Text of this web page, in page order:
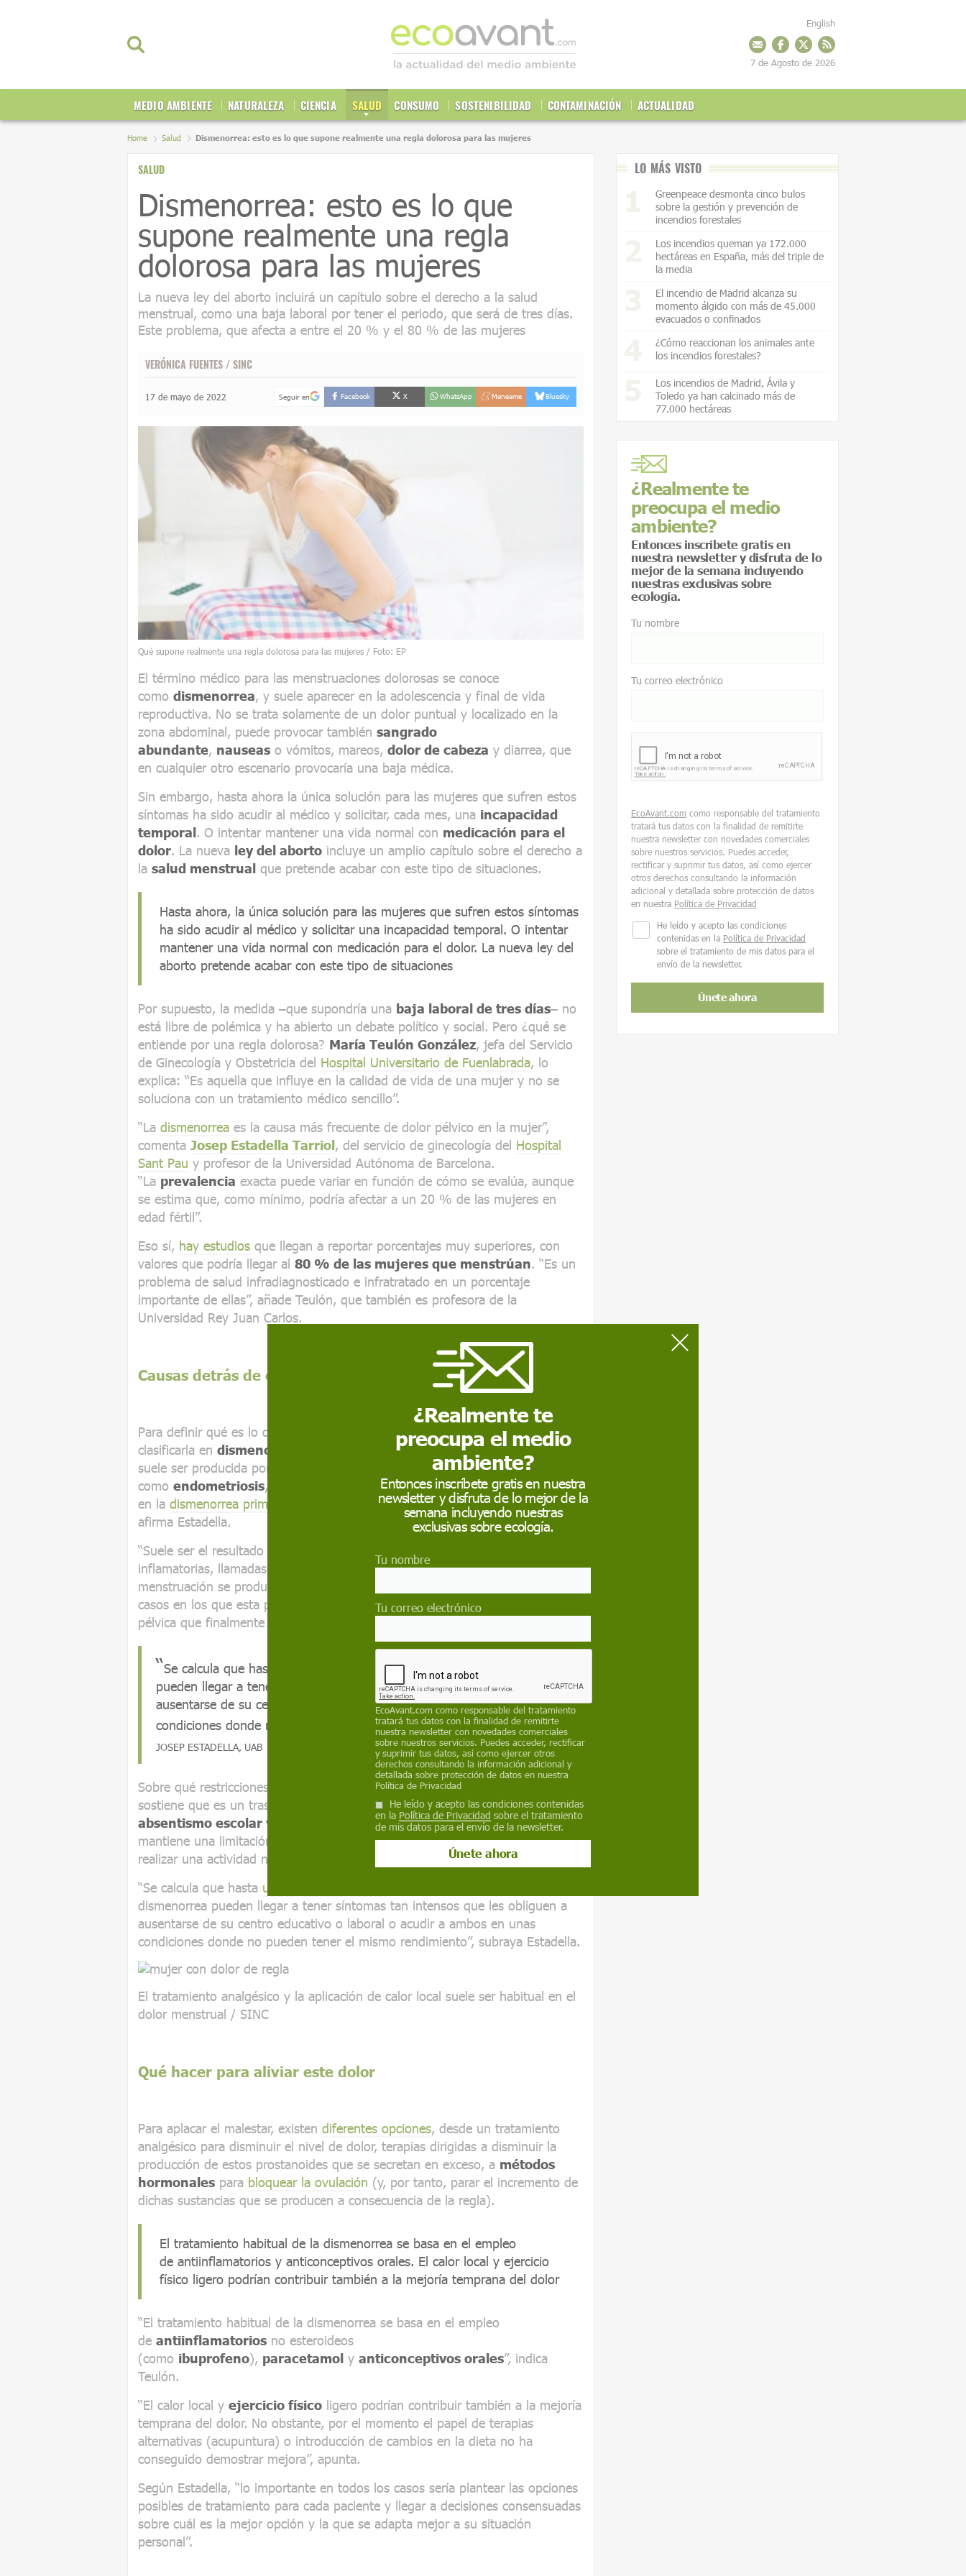
MEDIO AMBIENTE NATURALEZA CIENCIA SALUD CONSUMO SOSTENIBILIDAD CONTAMINACIÓN ACTUALIDAD
English
7 de Agosto de 2026
Home Salud Dismenorrea: esto es lo que supone realmente una regla dolorosa para las mujeres
SALUD
Dismenorrea: esto es lo que
supone realmente una regla
dolorosa para las mujeres
La nueva ley del aborto incluirá un capítulo sobre el derecho a la salud
menstrual, como una baja laboral por tener el periodo, que será de tres días.
Este problema, que afecta a entre el 20 % y el 80 % de las mujeres
VERÓNICA FUENTES / SINC
17 de mayo de 2022 Seguir en Facebook X WhatsApp Meneame Bluesky
Qué supone realmente una regla dolorosa para las mujeres / Foto: EP
El término médico para las menstruaciones dolorosas se conoce
como dismenorrea, y suele aparecer en la adolescencia y final de vida
reproductiva. No se trata solamente de un dolor puntual y localizado en la
zona abdominal, puede provocar también sangrado
abundante, nauseas o vómitos, mareos, dolor de cabeza y diarrea, que
en cualquier otro escenario provocaría una baja médica.
Sin embargo, hasta ahora la única solución para las mujeres que sufren estos
síntomas ha sido acudir al médico y solicitar, cada mes, una incapacidad
temporal. O intentar mantener una vida normal con medicación para el
dolor. La nueva ley del aborto incluye un amplio capítulo sobre el derecho a
la salud menstrual que pretende acabar con este tipo de situaciones.
Hasta ahora, la única solución para las mujeres que sufren estos síntomas
ha sido acudir al médico y solicitar una incapacidad temporal. O intentar
mantener una vida normal con medicación para el dolor. La nueva ley del
aborto pretende acabar con este tipo de situaciones
Por supuesto, la medida –que supondría una baja laboral de tres días– no
está libre de polémica y ha abierto un debate político y social. Pero ¿qué se
entiende por una regla dolorosa? María Teulón González, jefa del Servicio
de Ginecología y Obstetricia del Hospital Universitario de Fuenlabrada, lo
explica: “Es aquella que influye en la calidad de vida de una mujer y no se
soluciona con un tratamiento médico sencillo”.
“La dismenorrea es la causa más frecuente de dolor pélvico en la mujer”,
comenta Josep Estadella Tarriol, del servicio de ginecología del Hospital
Sant Pau y profesor de la Universidad Autónoma de Barcelona.
“La prevalencia exacta puede variar en función de cómo se evalúa, aunque
se estima que, como mínimo, podría afectar a un 20 % de las mujeres en
edad fértil”.
Eso sí, hay estudios que llegan a reportar porcentajes muy superiores, con
valores que podría llegar al 80 % de las mujeres que menstrúan. “Es un
problema de salud infradiagnosticado e infratratado en un porcentaje
importante de ellas”, añade Teulón, que también es profesora de la
Universidad Rey Juan Carlos.
Causas detrás de este trastorno
Para definir qué es lo que genera esta menstruación dolorosa, podemos
clasificarla en dismenorrea primaria o secundaria. “Mientras la secundaria
suele ser producida por patologías reconocibles
como endometriosis,
o enfermedad inflamatoria pélvica,
en la dismenorrea primaria
no encontramos ningún trastorno subyacente”,
afirma Estadella.
“Suele ser el resultado de una alteración en la producción de unas sustancias
inflamatorias, llamadas
. De hecho, en cada ovulación y
menstruación se producen incrementos en estos productos. Y en aquellos
casos en los que esta producción sea mayor, provocará una mayor inflamación
pélvica que finalmente se traducirá en dolor menstrual”, continúa.
Se calcula que hasta un 15 % de pacientes que tienen dolor menstrual
pueden llegar a tener síntomas tan intensos que les obliguen a
ausentarse de su centro educativo o laboral o acudir a ambos en unas
condiciones donde no pueden tener el mismo rendimiento
JOSEP ESTADELLA, UAB
Sobre qué restricciones puede llegar a provocar este problema, Teulón
sostiene que es un trastorno de aparición frecuente ycausa de importante
absentismo escolar y laboral
, si bien puntualiza que solo una parte
mantiene una limitación importante de su calidad de vida que le impide
realizar una actividad normal.
“Se calcula que hasta un 15 % de pacientes
dismenorrea pueden llegar a tener síntomas tan intensos que les obliguen a
ausentarse de su centro educativo o laboral o acudir a ambos en unas
condiciones donde no pueden tener el mismo rendimiento”, subraya Estadella.
El tratamiento analgésico y la aplicación de calor local suele ser habitual en el
dolor menstrual / SINC
Qué hacer para aliviar este dolor
Para aplacar el malestar, existen diferentes opciones, desde un tratamiento
analgésico para disminuir el nivel de dolor, terapias dirigidas a disminuir la
producción de estos prostanoides que se secretan en exceso, a métodos
hormonales para bloquear la ovulación (y, por tanto, parar el incremento de
dichas sustancias que se producen a consecuencia de la regla).
El tratamiento habitual de la dismenorrea se basa en el empleo
de antiinflamatorios y anticonceptivos orales. El calor local y ejercicio
físico ligero podrían contribuir también a la mejoría temprana del dolor
“El tratamiento habitual de la dismenorrea se basa en el empleo
de antiinflamatorios no esteroideos
(como ibuprofeno), paracetamol y anticonceptivos orales”, indica
Teulón.
“El calor local y ejercicio físico ligero podrían contribuir también a la mejoría
temprana del dolor. No obstante, por el momento el papel de terapias
alternativas (acupuntura) o introducción de cambios en la dieta no ha
conseguido demostrar mejora”, apunta.
Según Estadella, “lo importante en todos los casos sería plantear las opciones
posibles de tratamiento para cada paciente y llegar a decisiones consensuadas
sobre cuál es la mejor opción y la que se adapta mejor a su situación
personal”.
LO MÁS VISTO
Greenpeace desmonta cinco bulos
sobre la gestión y prevención de
incendios forestales
Los incendios queman ya 172.000
hectáreas en España, más del triple de
la media
El incendio de Madrid alcanza su
momento álgido con más de 45.000
evacuados o confinados
¿Cómo reaccionan los animales ante
los incendios forestales?
Los incendios de Madrid, Ávila y
Toledo ya han calcinado más de
77.000 hectáreas
¿Realmente te
preocupa el medio
ambiente?
Entonces inscríbete gratis en
nuestra newsletter y disfruta de lo
mejor de la semana incluyendo
nuestras exclusivas sobre
ecología.
Tu nombre
Tu correo electrónico
EcoAvant.com como responsable del tratamiento
tratará tus datos con la finalidad de remitirte
nuestra newsletter con novedades comerciales
sobre nuestros servicios. Puedes acceder,
rectificar y suprimir tus datos, así como ejercer
otros derechos consultando la información
adicional y detallada sobre protección de datos
en nuestra Política de Privacidad
He leído y acepto las condiciones
contenidas en la Política de Privacidad
sobre el tratamiento de mis datos para el
envío de la newsletter.
¿Realmente te
preocupa el medio
ambiente?
Entonces inscríbete gratis en nuestra
newsletter y disfruta de lo mejor de la
semana incluyendo nuestras
exclusivas sobre ecología.
Tu nombre
Tu correo electrónico
EcoAvant.com como responsable del tratamiento
tratará tus datos con la finalidad de remitirte
nuestra newsletter con novedades comerciales
sobre nuestros servicios. Puedes acceder, rectificar
y suprimir tus datos, así como ejercer otros
derechos consultando la información adicional y
detallada sobre protección de datos en nuestra
Política de Privacidad
He leído y acepto las condiciones contenidas
en la Política de Privacidad sobre el tratamiento
de mis datos para el envío de la newsletter.